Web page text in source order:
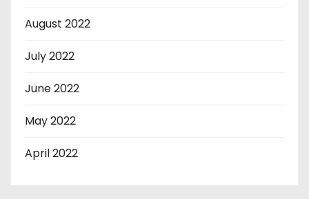
August 2022
July 2022
June 2022
May 2022
April 2022